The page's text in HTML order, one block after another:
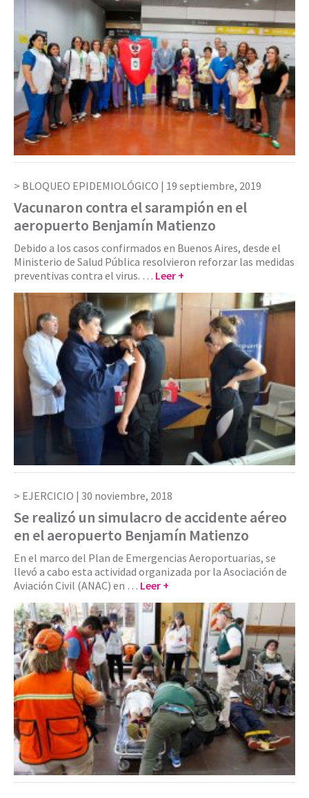
BLOQUEO EPIDEMIOLÓGICO | 19 septiembre, 2019
Vacunaron contra el sarampión en el
aeropuerto Benjamín Matienzo
Debido a los casos confirmados en Buenos Aires, desde el
Ministerio de Salud Pública resolvieron reforzar las medidas
preventivas contra el virus. … Leer +
EJERCICIO | 30 noviembre, 2018
Se realizó un simulacro de accidente aéreo
en el aeropuerto Benjamín Matienzo
En el marco del Plan de Emergencias Aeroportuarias, se
llevó a cabo esta actividad organizada por la Asociación de
Aviación Civil (ANAC) en … Leer +